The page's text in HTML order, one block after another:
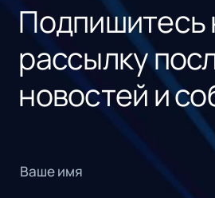
Подпишитесь
рассылку
новостей и